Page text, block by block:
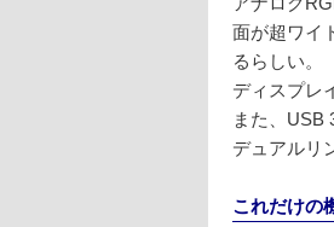
面が超ワイ
るらしい。
ディスプレ
また、USB
デュアルリ
これだけの